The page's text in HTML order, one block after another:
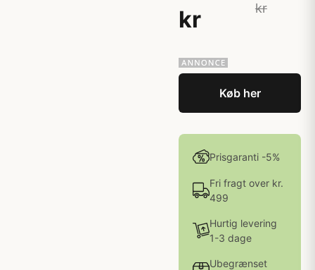
kr
kr
Køb her
Prisgaranti -5%
Fri fragt over kr.
499
Hurtig levering
1-3 dage
Ubegrænset